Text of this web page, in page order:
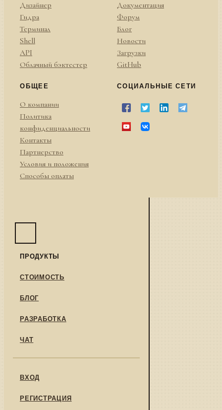
Дизайнер
Гидра
Терминал
Shell
API
Облачный бэктестер
Документация
Форум
Блог
Новости
Загрузки
GitHub
ОБЩЕЕ
О компании
Политика
конфиденциальности
Контакты
Партнерство
Условия и положения
Способы оплаты
СОЦИАЛЬНЫЕ СЕТИ
ПРОДУКТЫ
СТОИМОСТЬ
БЛОГ
РАЗРАБОТКА
ЧАТ
ВХОД
РЕГИСТРАЦИЯ